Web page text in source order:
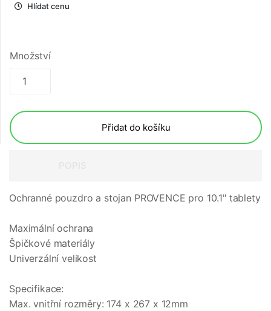
Hlídat cenu
Množství
Přidat do košíku
Ochranné pouzdro a stojan PROVENCE pro 10.1" tablety
Maximální ochrana
Špičkové materiály
Univerzální velikost
Specifikace:
Max. vnitřní rozměry: 174 x 267 x 12mm